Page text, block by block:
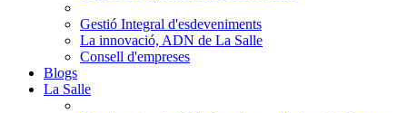
Gestió Integral d'esdeveniments
La innovació, ADN de La Salle
Consell d'empreses
Blogs
La Salle